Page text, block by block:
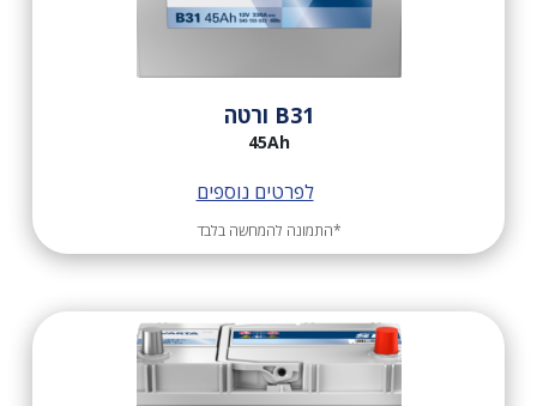
B31 ורטה
לפרטים נוספים
*התמונה להמחשה בלבד
45Ah